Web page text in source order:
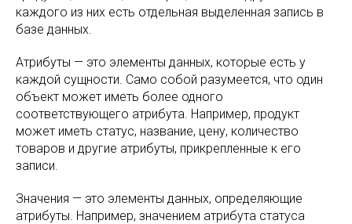
каждого из них есть отдельная выделенная запись в
базе данных.
Атрибуты — это элементы данных, которые есть у
каждой сущности. Само собой разумеется, что один
объект может иметь более одного
соответствующего атрибута. Например, продукт
может иметь статус, название, цену, количество
товаров и другие атрибуты, прикрепленные к его
записи.
Значения — это элементы данных, определяющие
атрибуты. Например, значением атрибута статуса